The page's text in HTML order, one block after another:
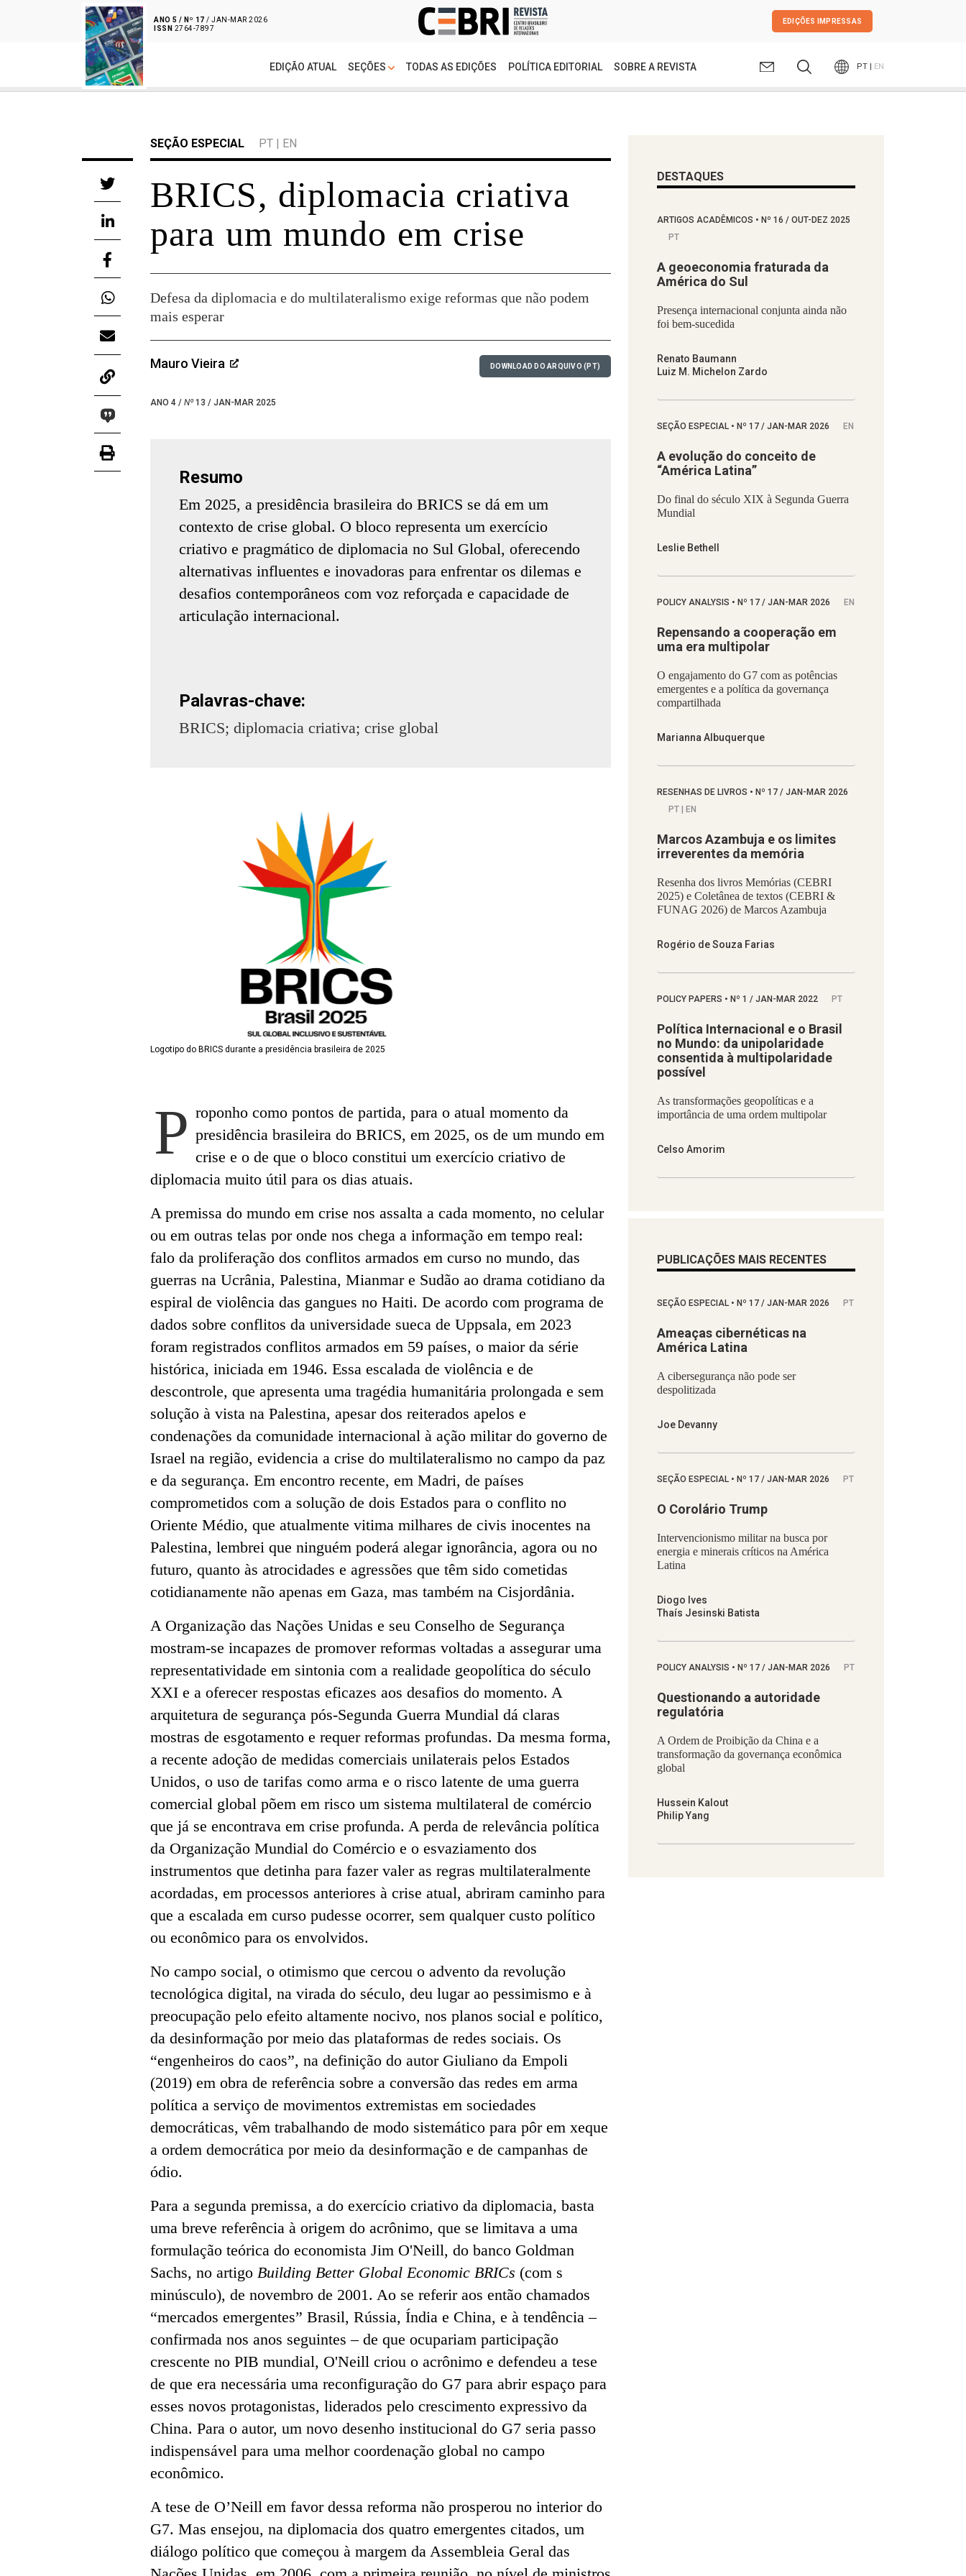
ANO 5 / Nº 17 / JAN-MAR 2026
ISSN 2764-7897
EDIÇÕES IMPRESSAS
EDIÇÃO ATUAL SEÇÕES TODAS AS EDIÇÕES POLÍTICA EDITORIAL SOBRE A REVISTA PT | EN
SEÇÃO ESPECIAL PT | EN
BRICS, diplomacia criativa
para um mundo em crise
Defesa da diplomacia e do multilateralismo exige reformas que não podem
mais esperar
Mauro Vieira
ANO 4 / Nº 13 / JAN-MAR 2025
DOWNLOAD DO ARQUIVO (PT)
Resumo
Em 2025, a presidência brasileira do BRICS se dá em um
contexto de crise global. O bloco representa um exercício
criativo e pragmático de diplomacia no Sul Global, oferecendo
alternativas influentes e inovadoras para enfrentar os dilemas e
desafios contemporâneos com voz reforçada e capacidade de
articulação internacional.
Palavras-chave:
BRICS; diplomacia criativa; crise global
Logotipo do BRICS durante a presidência brasileira de 2025
P roponho como pontos de partida, para o atual momento da
presidência brasileira do BRICS, em 2025, os de um mundo em
crise e o de que o bloco constitui um exercício criativo de
diplomacia muito útil para os dias atuais.
A premissa do mundo em crise nos assalta a cada momento, no celular
ou em outras telas por onde nos chega a informação em tempo real:
falo da proliferação dos conflitos armados em curso no mundo, das
guerras na Ucrânia, Palestina, Mianmar e Sudão ao drama cotidiano da
espiral de violência das gangues no Haiti. De acordo com programa de
dados sobre conflitos da universidade sueca de Uppsala, em 2023
foram registrados conflitos armados em 59 países, o maior da série
histórica, iniciada em 1946. Essa escalada de violência e de
descontrole, que apresenta uma tragédia humanitária prolongada e sem
solução à vista na Palestina, apesar dos reiterados apelos e
condenações da comunidade internacional à ação militar do governo de
Israel na região, evidencia a crise do multilateralismo no campo da paz
e da segurança. Em encontro recente, em Madri, de países
comprometidos com a solução de dois Estados para o conflito no
Oriente Médio, que atualmente vitima milhares de civis inocentes na
Palestina, lembrei que ninguém poderá alegar ignorância, agora ou no
futuro, quanto às atrocidades e agressões que têm sido cometidas
cotidianamente não apenas em Gaza, mas também na Cisjordânia.
A Organização das Nações Unidas e seu Conselho de Segurança
mostram-se incapazes de promover reformas voltadas a assegurar uma
representatividade em sintonia com a realidade geopolítica do século
XXI e a oferecer respostas eficazes aos desafios do momento. A
arquitetura de segurança pós-Segunda Guerra Mundial dá claras
mostras de esgotamento e requer reformas profundas. Da mesma forma,
a recente adoção de medidas comerciais unilaterais pelos Estados
Unidos, o uso de tarifas como arma e o risco latente de uma guerra
comercial global põem em risco um sistema multilateral de comércio
que já se encontrava em crise profunda. A perda de relevância política
da Organização Mundial do Comércio e o esvaziamento dos
instrumentos que detinha para fazer valer as regras multilateralmente
acordadas, em processos anteriores à crise atual, abriram caminho para
que a escalada em curso pudesse ocorrer, sem qualquer custo político
ou econômico para os envolvidos.
No campo social, o otimismo que cercou o advento da revolução
tecnológica digital, na virada do século, deu lugar ao pessimismo e à
preocupação pelo efeito altamente nocivo, nos planos social e político,
da desinformação por meio das plataformas de redes sociais. Os
“engenheiros do caos”, na definição do autor Giuliano da Empoli
(2019) em obra de referência sobre a conversão das redes em arma
política a serviço de movimentos extremistas em sociedades
democráticas, vêm trabalhando de modo sistemático para pôr em xeque
a ordem democrática por meio da desinformação e de campanhas de
ódio.
Para a segunda premissa, a do exercício criativo da diplomacia, basta
uma breve referência à origem do acrônimo, que se limitava a uma
formulação teórica do economista Jim O'Neill, do banco Goldman
Sachs, no artigo Building Better Global Economic BRICs (com s
minúsculo), de novembro de 2001. Ao se referir aos então chamados
“mercados emergentes” Brasil, Rússia, Índia e China, e à tendência –
confirmada nos anos seguintes – de que ocupariam participação
crescente no PIB mundial, O'Neill criou o acrônimo e defendeu a tese
de que era necessária uma reconfiguração do G7 para abrir espaço para
esses novos protagonistas, liderados pelo crescimento expressivo da
China. Para o autor, um novo desenho institucional do G7 seria passo
indispensável para uma melhor coordenação global no campo
econômico.
A tese de O’Neill em favor dessa reforma não prosperou no interior do
G7. Mas ensejou, na diplomacia dos quatro emergentes citados, um
diálogo político que começou à margem da Assembleia Geral das
DESTAQUES
ARTIGOS ACADÊMICOS • Nº 16 / OUT-DEZ 2025
PT
A geoeconomia fraturada da
América do Sul
Presença internacional conjunta ainda não
foi bem-sucedida
Renato Baumann
Luiz M. Michelon Zardo
SEÇÃO ESPECIAL • Nº 17 / JAN-MAR 2026 EN
A evolução do conceito de
“América Latina”
Do final do século XIX à Segunda Guerra
Mundial
Leslie Bethell
POLICY ANALYSIS • Nº 17 / JAN-MAR 2026 EN
Repensando a cooperação em
uma era multipolar
O engajamento do G7 com as potências
emergentes e a política da governança
compartilhada
Marianna Albuquerque
RESENHAS DE LIVROS • Nº 17 / JAN-MAR 2026
PT | EN
Marcos Azambuja e os limites
irreverentes da memória
Resenha dos livros Memórias (CEBRI
2025) e Coletânea de textos (CEBRI &
FUNAG 2026) de Marcos Azambuja
Rogério de Souza Farias
POLICY PAPERS • Nº 1 / JAN-MAR 2022 PT
Política Internacional e o Brasil
no Mundo: da unipolaridade
consentida à multipolaridade
possível
As transformações geopolíticas e a
importância de uma ordem multipolar
Celso Amorim
PUBLICAÇÕES MAIS RECENTES
SEÇÃO ESPECIAL • Nº 17 / JAN-MAR 2026 PT
Ameaças cibernéticas na
América Latina
A cibersegurança não pode ser
despolitizada
Joe Devanny
SEÇÃO ESPECIAL • Nº 17 / JAN-MAR 2026 PT
O Corolário Trump
Intervencionismo militar na busca por
energia e minerais críticos na América
Latina
Diogo Ives
Thaís Jesinski Batista
POLICY ANALYSIS • Nº 17 / JAN-MAR 2026 PT
Questionando a autoridade
regulatória
A Ordem de Proibição da China e a
transformação da governança econômica
global
Hussein Kalout
Philip Yang